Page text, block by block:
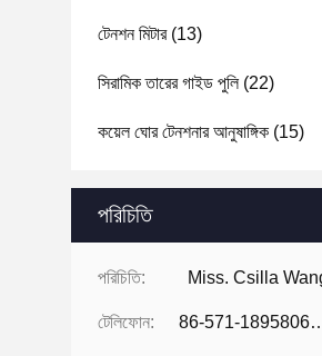
টেনশন মিটার(13)
সিরামিক তারের গাইড পুলি(22)
কয়েল ঘোর টেনশনার আনুষাঙ্গিক (15)
পরিচিতি
পরিচিতি: Miss. Csilla
টেলিফোন: 86-571-